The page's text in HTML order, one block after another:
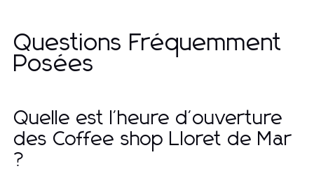
Questions Fréquemment
Posées
Quelle est l'heure d'ouverture
des Coffee shop Lloret de Mar
?